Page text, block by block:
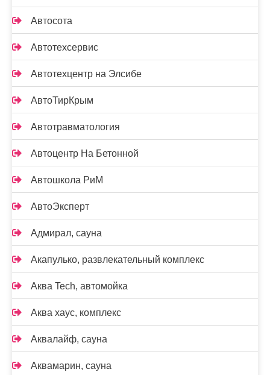
Автосота
Автотехсервис
Автотехцентр на Элсибе
АвтоТирКрым
Автотравматология
Автоцентр На Бетонной
Автошкола РиМ
АвтоЭксперт
Адмирал, сауна
Акапулько, развлекательный комплекс
Аква Tech, автомойка
Аква хаус, комплекс
Аквалайф, сауна
Аквамарин, сауна